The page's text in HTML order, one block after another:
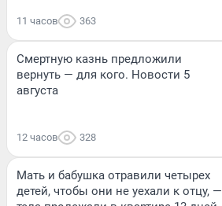
11 часов 363
Смертную казнь предложили
вернуть — для кого. Новости 5
августа
12 часов 328
Мать и бабушка отравили четырех
детей, чтобы они не уехали к отцу, —